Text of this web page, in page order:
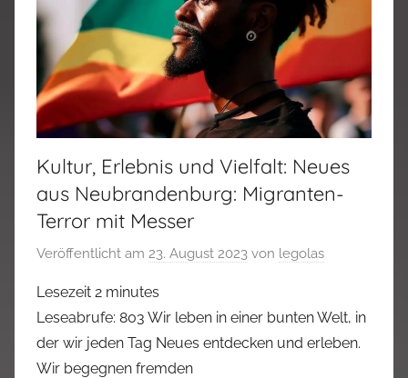
Kultur, Erlebnis und Vielfalt: Neues
aus Neubrandenburg: Migranten-
Terror mit Messer
Veröffentlicht am 23. August 2023 von legolas
Lesezeit 2 minutes
Leseabrufe: 803 Wir leben in einer bunten Welt, in
der wir jeden Tag Neues entdecken und erleben.
Wir begegnen fremden